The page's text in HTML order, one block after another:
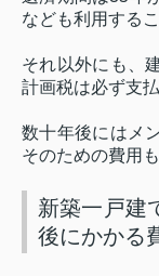
なども利用する
それ以外にも、
計画税は必ず支
数十年後にはメ
そのための費用
新築一戸建
後にかかる